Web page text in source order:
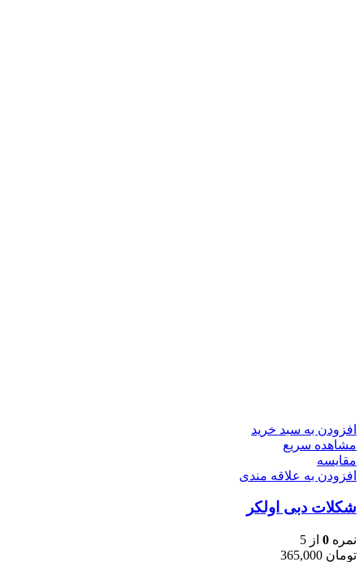
افزودن به سبد خرید
مشاهده سریع
مقایسه
افزودن به علاقه مندی
شکلات دبی اولکر
نمره 0 از 5
تومان